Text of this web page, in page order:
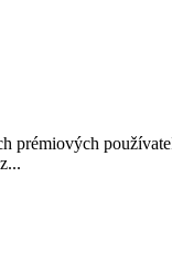
prémiových